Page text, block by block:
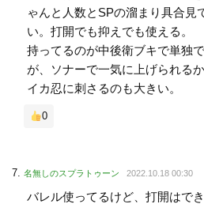
ゃんと人数とSPの溜まり具合見
い。打開でも抑えでも使える。
持ってるのが中後衛ブキで単独
が、ソナーで一気に上げられる
イカ忍に刺さるのも大きい。
0
名無しのスプラトゥーン 2022.10.18 00:30
バレル使ってるけど、打開はで